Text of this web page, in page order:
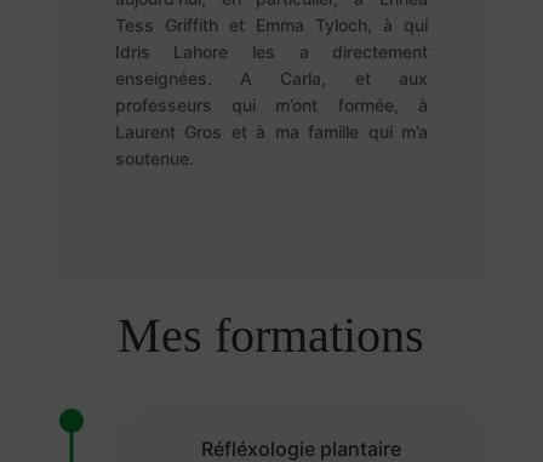
Tess Griffith et Emma Tyloch, à qui
Idris Lahore les a directement
enseignées. A Carla, et aux
professeurs qui m’ont formée, à
Laurent Gros et à ma famille qui m’a
soutenue.
Mes formations
Réfléxologie plantaire